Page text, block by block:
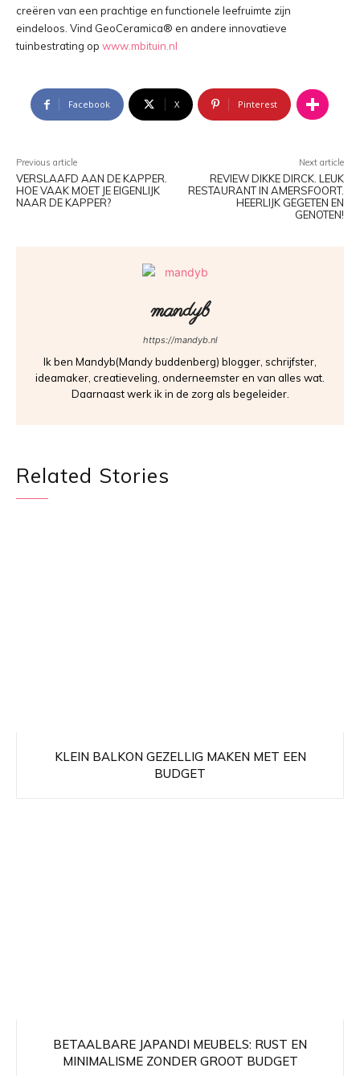
creëren van een prachtige en functionele leefruimte zijn
eindeloos. Vind GeoCeramica® en andere innovatieve
tuinbestrating op www.mbituin.nl
Facebook X Pinterest
Previous article
VERSLAAFD AAN DE KAPPER.
HOE VAAK MOET JE EIGENLIJK
NAAR DE KAPPER?
Next article
REVIEW DIKKE DIRCK. LEUK
RESTAURANT IN AMERSFOORT.
HEERLIJK GEGETEN EN
GENOTEN!
mandyb
https://mandyb.nl
Ik ben Mandyb(Mandy buddenberg) blogger, schrijfster,
ideamaker, creatieveling, onderneemster en van alles wat.
Daarnaast werk ik in de zorg als begeleider.
Related Stories
KLEIN BALKON GEZELLIG MAKEN MET EEN
BUDGET
BETAALBARE JAPANDI MEUBELS: RUST EN
MINIMALISME ZONDER GROOT BUDGET